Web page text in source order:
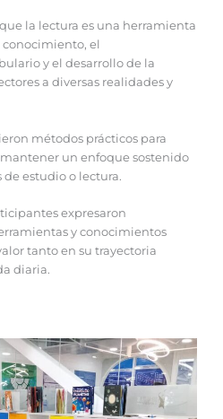
la lectura es una herramienta
el
y el desarrollo de la
a diversas realidades y
métodos prácticos para
un enfoque sostenido
estudio o lectura.
expresaron
y conocimientos
tanto en su trayectoria
diaria.